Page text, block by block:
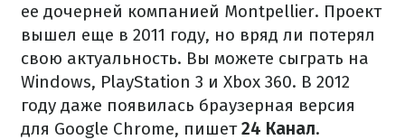
ее дочерней компанией Montpellier. Проект
вышел еще в 2011 году, но вряд ли потерял
свою актуальность. Вы можете сыграть на
Windows, PlayStation 3 и Xbox 360. В 2012
году даже появилась браузерная версия
для Google Chrome, пишет24 Канал.